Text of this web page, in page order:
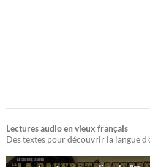
Lectures audio en vieux français
Des textes pour découvrir la langue